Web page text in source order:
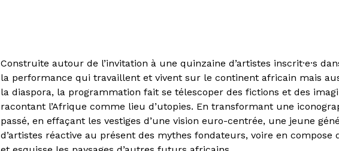
Construite autour de l’invitation à une quinzaine d’artistes inscrit·e·s
la performance qui travaillent et vivent sur le continent africain mais
la diaspora, la programmation fait se télescoper des fictions et des
racontant l’Afrique comme lieu d’utopies. En transformant une
passé, en effaçant les vestiges d’une vision euro-centrée, une jeune
d’artistes réactive au présent des mythes fondateurs, voire en compose